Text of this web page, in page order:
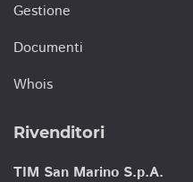
Gestione
Documenti
Whois
Rivenditori
TIM San Marino S.p.A.